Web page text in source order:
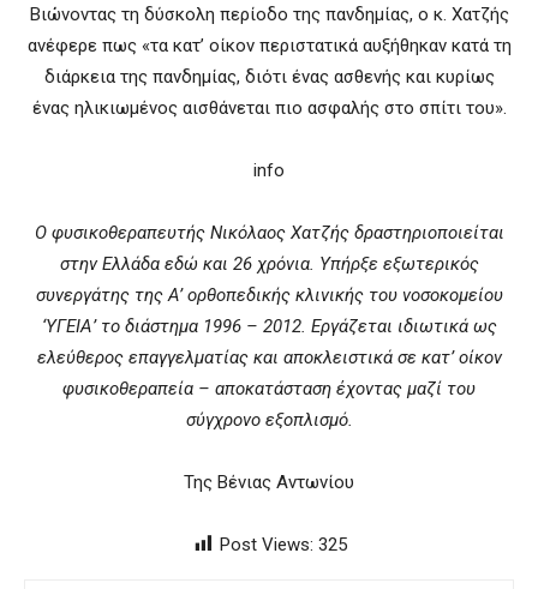
Βιώνοντας τη δύσκολη περίοδο της πανδημίας, ο κ. Χατζής
ανέφερε πως «τα κατ’ οίκον περιστατικά αυξήθηκαν κατά τη
διάρκεια της πανδημίας, διότι ένας ασθενής και κυρίως
ένας ηλικιωμένος αισθάνεται πιο ασφαλής στο σπίτι του».
info
O φυσικοθεραπευτής Νικόλαος Χατζής δραστηριοποιείται
στην Ελλάδα εδώ και 26 χρόνια. Υπήρξε εξωτερικός
συνεργάτης της A’ ορθοπεδικής κλινικής του νοσοκομείου
‘ΥΓΕΙΑ’ το διάστημα 1996 – 2012. Εργάζεται ιδιωτικά ως
ελεύθερος επαγγελματίας και αποκλειστικά σε κατ’ οίκον
φυσικοθεραπεία – αποκατάσταση έχοντας μαζί του
σύγχρονο εξοπλισμό.
Της Βένιας Αντωνίου
Post Views: 325